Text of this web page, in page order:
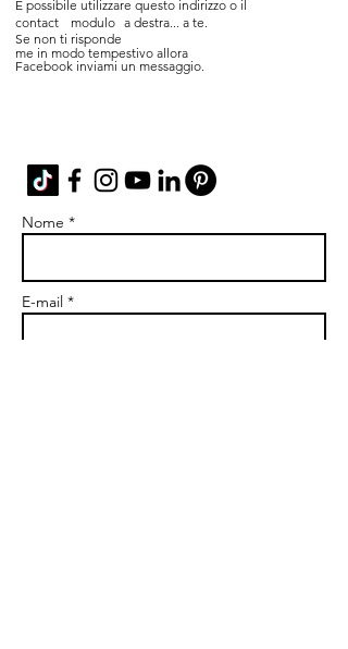
È possibile utilizzare questo indirizzo o il
contact
modulo a destra... a te.
Se non ti risponde
me in modo tempestivo allora
Facebook inviami un messaggio.
Nome *
E-mail *